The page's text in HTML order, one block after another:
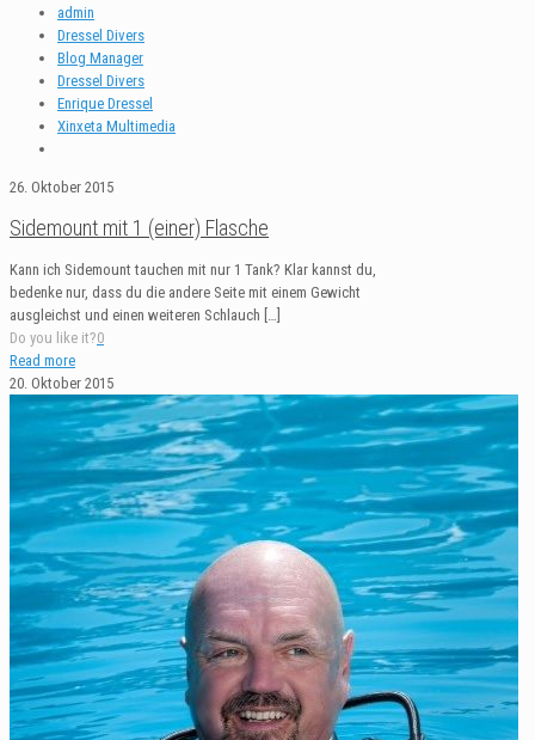
admin
Dressel Divers
Blog Manager
Dressel Divers
Enrique Dressel
Xinxeta Multimedia
26. Oktober 2015
Sidemount mit 1 (einer) Flasche
Kann ich Sidemount tauchen mit nur 1 Tank? Klar kannst du,
bedenke nur, dass du die andere Seite mit einem Gewicht
ausgleichst und einen weiteren Schlauch
Do you like it?0
Read more
20. Oktober 2015